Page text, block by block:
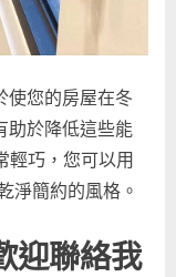
使您的房屋在冬
助於降低這些能
輕巧，您可以用
淨簡約的風格。
迎聯絡我